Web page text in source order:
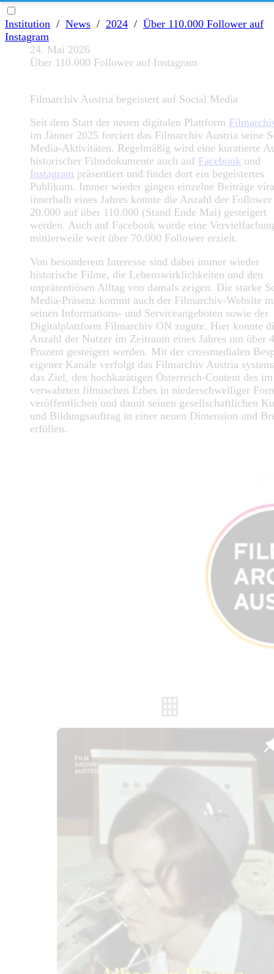
Institution / News / 2024 / Über 110.000 Follower auf
Instagram
24. Mai 2026
Über 110.000 Follower auf Instagram
Filmarchiv Austria begeistert auf Social Media
Seit dem Start der neuen digitalen Plattform
im Jänner 2025 forciert das Filmarchiv Austria seine
Media-Aktivitäten. Regelmäßig wird eine kuratierte
historischer Filmdokumente auch auf Facebook und
Instagram präsentiert und findet dort ein begeistertes
Publikum. Immer wieder gingen einzelne Beiträge
innerhalb eines Jahres konnte die Anzahl der
20.000 auf über 110.000 (Stand Ende Mai) gesteigert
werden. Auch auf Facebook wurde eine
mittlerweile weit über 70.000 Follower erzielt.
Von besonderem Interesse sind dabei immer wieder
historische Filme, die Lebenswirklichkeiten und den
unprätentiösen Alltag von damals zeigen. Die starke
Media-Präsenz kommt auch der Filmarchiv-Website
seinen Informations- und Serviceangeboten sowie der
Digitalplattform Filmarchiv ON zugute. Hier konnte
Anzahl der Nutzer im Zeitraum eines Jahres um über
Prozent gesteigert werden. Mit der crossmedialen
eigener Kanäle verfolgt das Filmarchiv Austria
das Ziel, den hochkarätigen Österreich-Content des
verwahrten filmischen Erbes in niederschwelliger
veröffentlichen und damit seinen gesellschaftlichen
und Bildungsauftrag in einer neuen Dimension und
erfüllen.